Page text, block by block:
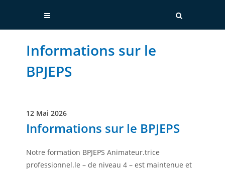
Informations sur le
BPJEPS
12 Mai 2026
Informations sur le BPJEPS
Notre formation BPJEPS Animateur.trice
professionnel.le – de niveau 4 – est maintenue et